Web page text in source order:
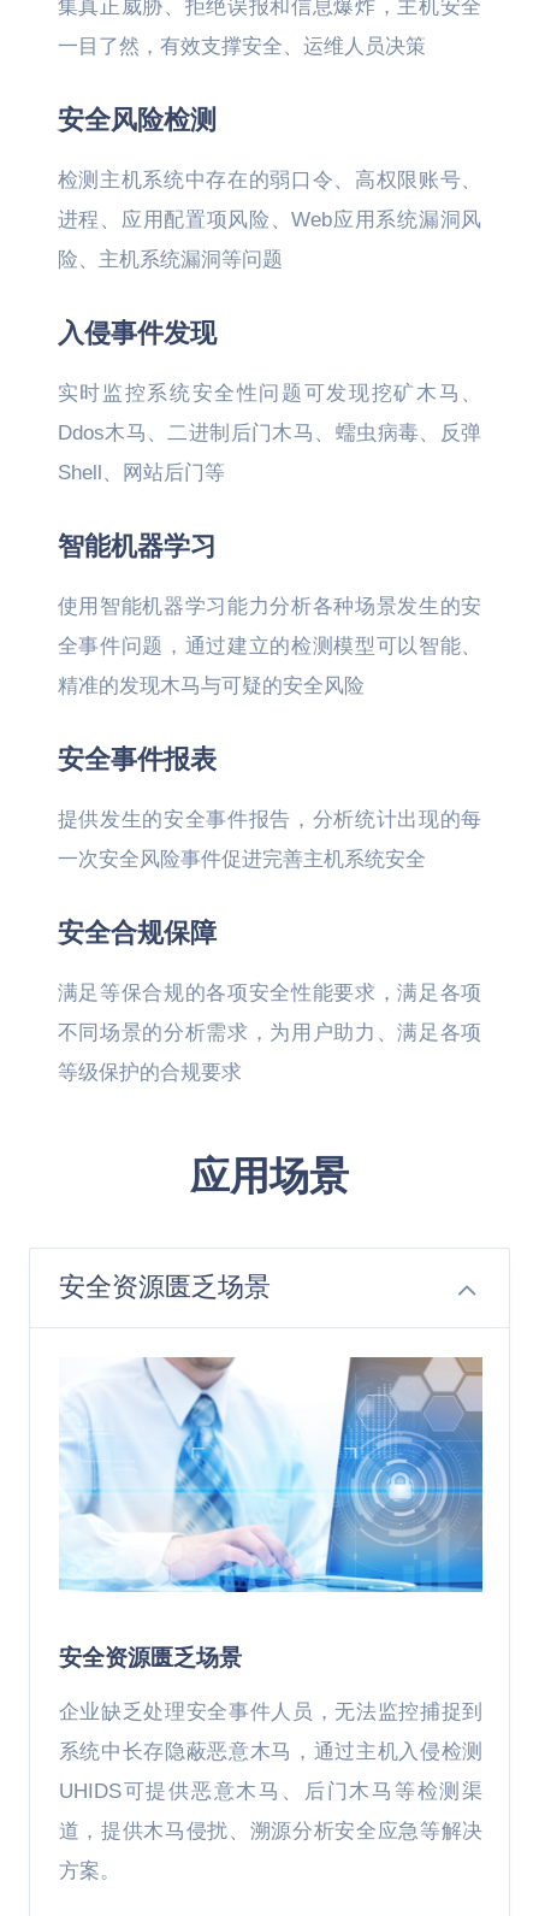
集真正威胁、拒绝误报和信息爆炸，主机安全
一目了然，有效支撑安全、运维人员决策
安全风险检测
检测主机系统中存在的弱口令、高权限账号、
进程、应用配置项风险、Web应用系统漏洞风
险、主机系统漏洞等问题
入侵事件发现
实时监控系统安全性问题可发现挖矿木马、
Ddos木马、二进制后门木马、蠕虫病毒、反弹
Shell、网站后门等
智能机器学习
使用智能机器学习能力分析各种场景发生的安
全事件问题，通过建立的检测模型可以智能、
精准的发现木马与可疑的安全风险
安全事件报表
提供发生的安全事件报告，分析统计出现的每
一次安全风险事件促进完善主机系统安全
安全合规保障
满足等保合规的各项安全性能要求，满足各项
不同场景的分析需求，为用户助力、满足各项
等级保护的合规要求
应用场景
安全资源匮乏场景
安全资源匮乏场景
企业缺乏处理安全事件人员，无法监控捕捉到
系统中长存隐蔽恶意木马，通过主机入侵检测
UHIDS可提供恶意木马、后门木马等检测渠
道，提供木马侵扰、溯源分析安全应急等解决
方案。